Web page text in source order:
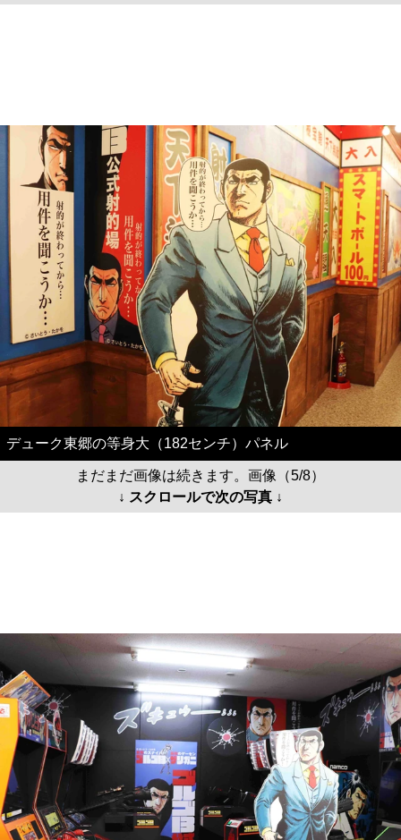
デューク東郷の等身大（182センチ）パネル
まだまだ画像は続きます。画像（5/8）
↓ スクロールで次の写真 ↓